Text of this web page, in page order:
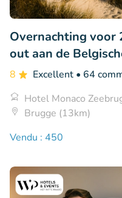
Overnachting voor
out aan de
8 Excellent • 64
Hotel Monaco
Brugge (13km)
Vendu : 450